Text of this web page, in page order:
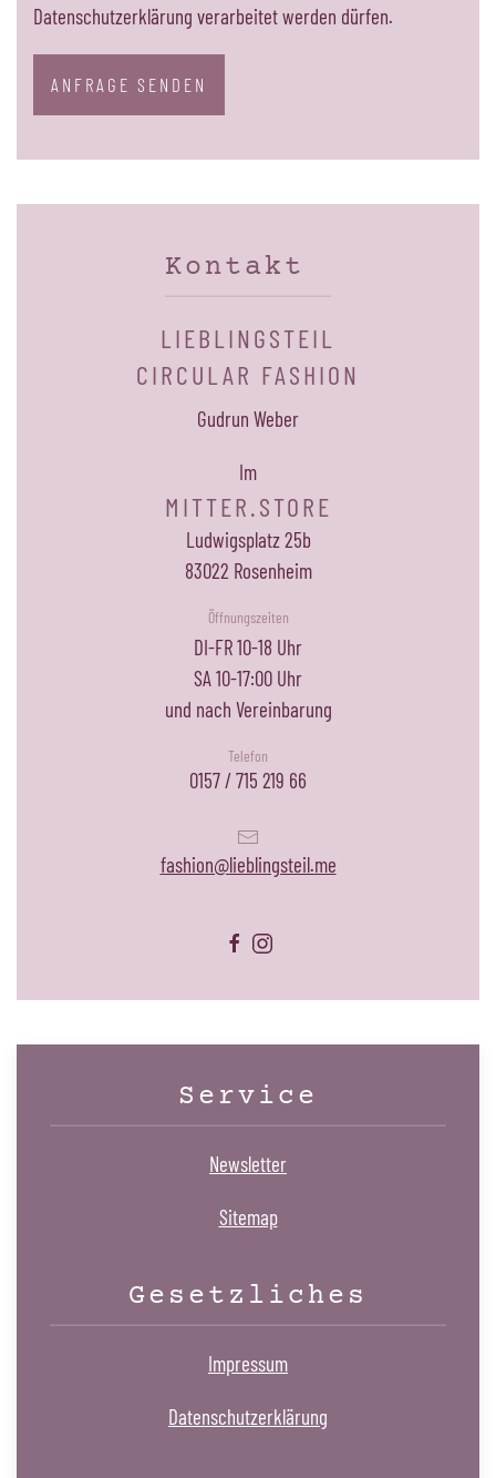
Datenschutzerklärung verarbeitet werden dürfen.
ANFRAGE SENDEN
Kontakt
LIEBLINGSTEIL
CIRCULAR FASHION
Gudrun Weber
Im
MITTER.STORE
Ludwigsplatz 25b
83022 Rosenheim
Öffnungszeiten
DI-FR 10-18 Uhr
SA 10-17:00 Uhr
und nach Vereinbarung
Telefon
0157 / 715 219 66
fashion@lieblingsteil.me
Service
Newsletter
Sitemap
Gesetzliches
Impressum
Datenschutzerklärung